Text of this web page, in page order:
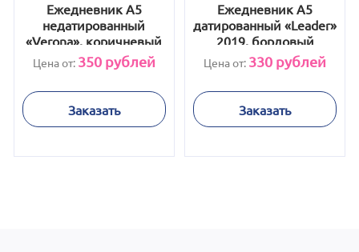
Ежедневник А5
недатированный
«Verona», коричневый
Цена от: 350рублей
Заказать
Ежедневник А5
датированный «Leader»
2019, бордовый
Цена от: 330 рублей
Заказать